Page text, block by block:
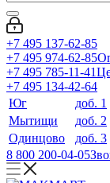
+7 495 137-62-85
+7 495 974-62-85
+7 495 785-11-41
+7 495 134-42-64
Юг
доб. 1
Мытищи
доб. 2
Одинцово
доб. 3
8 800 200-04-05